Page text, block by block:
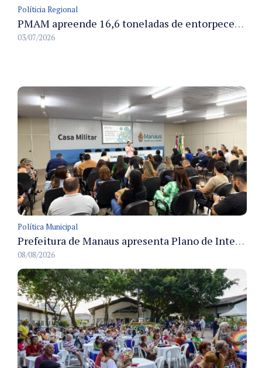
Políticia Regional
PMAM apreende 16,6 toneladas de entorpecentes e registra aumento nas prisões em flagrante e nas capturas de foragidos no primeiro semestre de 2026
03/07/2026
Política Municipal
Prefeitura de Manaus apresenta Plano de Integridade da CGM e qualifica servidores para governança e conformidade no biênio 2027-2028
08/08/2026